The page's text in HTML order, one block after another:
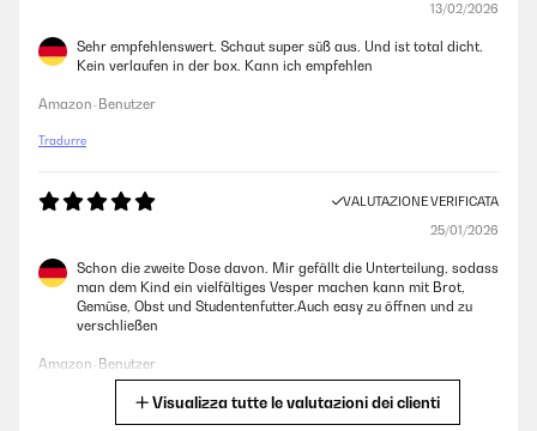
13/02/2026
Sehr empfehlenswert. Schaut super süß aus. Und ist total dicht.
Kein verlaufen in der box. Kann ich empfehlen
Amazon-Benutzer
Tradurre
VALUTAZIONE VERIFICATA
25/01/2026
Schon die zweite Dose davon. Mir gefällt die Unterteilung, sodass
man dem Kind ein vielfältiges Vesper machen kann mit Brot,
Gemüse, Obst und Studentenfutter.Auch easy zu öffnen und zu
verschließen
Amazon-Benutzer
Visualizza tutte le valutazioni dei clienti